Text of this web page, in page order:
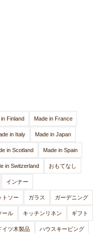
Finland Made in France
in Italy Made in Japan
in Scotland Made in Spain
in Switzerland おもてなし
インナー
トソー ガラス ガーデニング
ール キッチンリネン ギフト
イツ木製品 ハウスキーピング